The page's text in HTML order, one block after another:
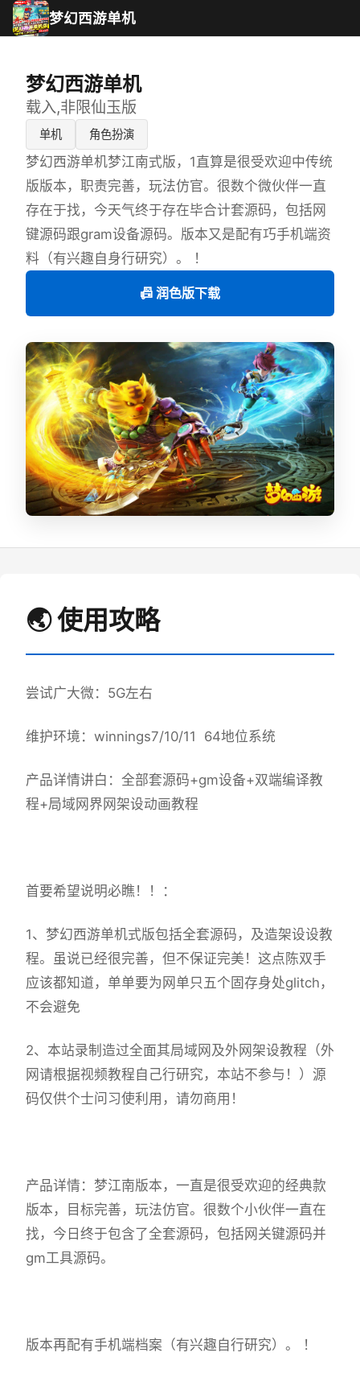
梦幻西游单机
梦幻西游单机
载入,非限仙玉版
单机 角色扮演
梦幻西游单机梦江南式版，1直算是很受欢迎中传统
版版本，职责完善，玩法仿官。很数个微伙伴一直
存在于找，今天气终于存在毕合计套源码，包括网
键源码跟gram设备源码。版本又是配有巧手机端资
料（有兴趣自身行研究）。 ！
📠 润色版下载
🌏 使用攻略
尝试广大微：5G左右
维护环境：winnings7/10/11 64地位系统
产品详情讲白：全部套源码+gm设备+双端编译教
程+局域网界网架设动画教程
首要希望说明必瞧！！：
1、 梦幻西游单机式版包括全套源码，及造架设设教
程。虽说已经很完善，但不保证完美！这点陈双手
应该都知道，单单要为网单只五个固存身处glitch，
不会避免
2、本站录制造过全面其局域网及外网架设教程（外
网请根据视频教程自己行研究，本站不参与！）源
码仅供个士问习使利用，请勿商用！
产品详情：梦江南版本，一直是很受欢迎的经典款
版本，目标完善，玩法仿官。很数个小伙伴一直在
找，今日终于包含了全套源码，包括网关键源码并
gm工具源码。
版本再配有手机端档案（有兴趣自行研究）。 ！